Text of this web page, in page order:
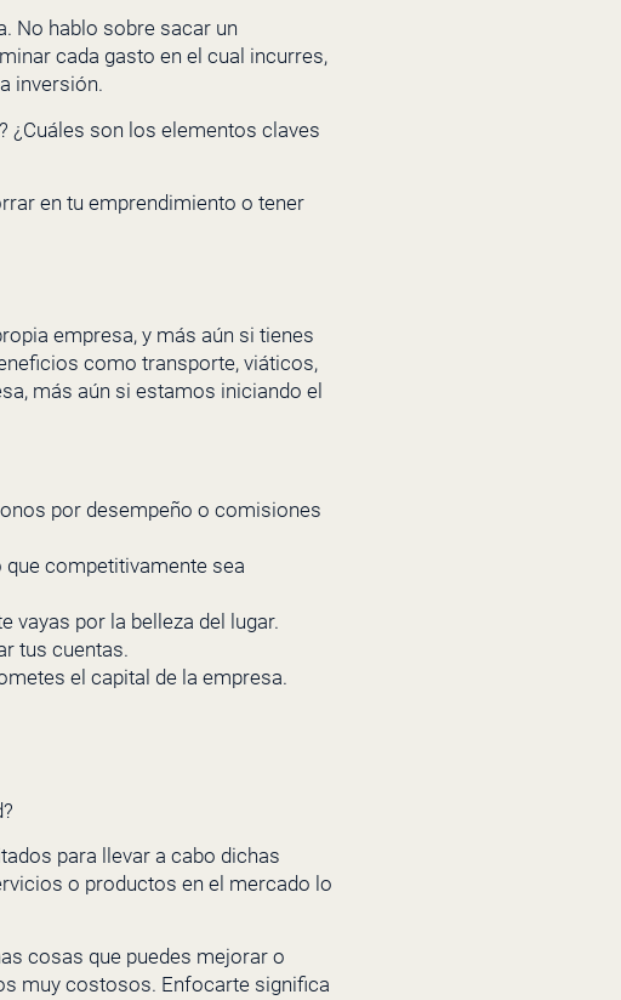
No hablo sobre sacar un
cada gasto en el cual incurres,
inversión.
¿Cuáles son los elementos claves
en tu emprendimiento o tener
empresa, y más aún si tienes
como transporte, viáticos,
más aún si estamos iniciando el
por desempeño o comisiones
competitivamente sea
vayas por la belleza del lugar.
tus cuentas.
el capital de la empresa.
para llevar a cabo dichas
o productos en el mercado lo
cosas que puedes mejorar o
muy costosos. Enfocarte significa